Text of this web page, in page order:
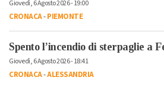
Giovedì, 6 Agosto 2026 - 19:00
CRONACA-PIEMONTE
Spento l’incendio di sterpaglie a
Giovedì, 6 Agosto 2026 - 18:41
CRONACA-ALESSANDRIA